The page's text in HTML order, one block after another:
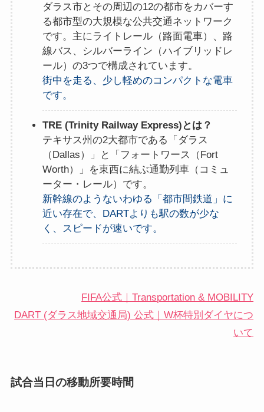
ダラス市とその周辺の12の都市をカバーす
る都市型の大規模な公共交通ネットワーク
です。主にライトレール（路面電車）、路
線バス、シルバーライン（ハイブリッドレ
ール）の3つで構成されています。
街中を走る、少し軽めのコンパクトな電車
です。
TRE (Trinity Railway Express)とは？
テキサス州の2大都市である「ダラス
（Dallas）」と「フォートワース（Fort
Worth）」を東西に結ぶ通勤列車（コミュ
ーター・レール）です。
新幹線のようないわゆる「都市間鉄道」に
近い存在で、DARTよりも駅の数が少な
く、スピードが速いです。
FIFA公式｜Transportation & MOBILITY
DART (ダラス地域交通局) 公式｜W杯特別ダイヤにつ
いて
試合当日の移動所要時間